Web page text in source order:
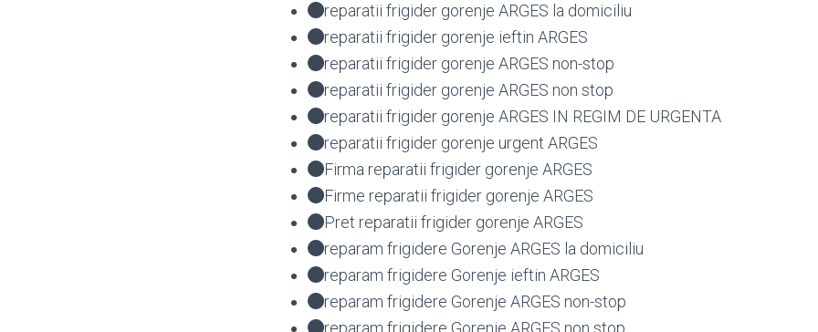
reparatii frigider gorenje ARGES la domiciliu
reparatii frigider gorenje ieftin ARGES
reparatii frigider gorenje ARGES non-stop
reparatii frigider gorenje ARGES non stop
reparatii frigider gorenje ARGES IN REGIM DE URGENTA
reparatii frigider gorenje urgent ARGES
Firma reparatii frigider gorenje ARGES
Firme reparatii frigider gorenje ARGES
Pret reparatii frigider gorenje ARGES
reparam frigidere Gorenje ARGES la domiciliu
reparam frigidere Gorenje ieftin ARGES
reparam frigidere Gorenje ARGES non-stop
reparam frigidere Gorenje ARGES non stop